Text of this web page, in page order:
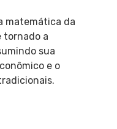
matemática da
tornado a
sua
e o